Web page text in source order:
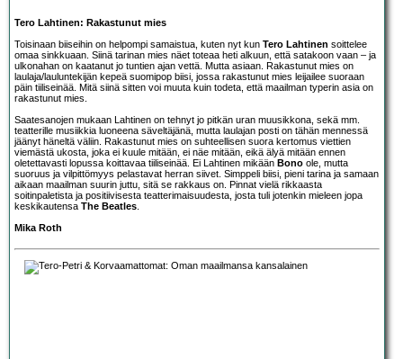
Tero Lahtinen: Rakastunut mies
Toisinaan biiseihin on helpompi samaistua, kuten nyt kun Tero Lahtinen soittelee
omaa sinkkuaan. Siinä tarinan mies näet toteaa heti alkuun, että satakoon vaan – ja
ulkonahan on kaatanut jo tuntien ajan vettä. Mutta asiaan. Rakastunut mies on
laulaja/lauluntekijän kepeä suomipop biisi, jossa rakastunut mies leijailee suoraan
päin tiiliseinää. Mitä siinä sitten voi muuta kuin todeta, että maailman typerin asia on
rakastunut mies.
Saatesanojen mukaan Lahtinen on tehnyt jo pitkän uran muusikkona, sekä mm.
teatterille musiikkia luoneena säveltäjänä, mutta laulajan posti on tähän mennessä
jäänyt häneltä väliin. Rakastunut mies on suhteellisen suora kertomus viettien
viemästä ukosta, joka ei kuule mitään, ei näe mitään, eikä älyä mitään ennen
oletettavasti lopussa koittavaa tiiliseinää. Ei Lahtinen mikään Bono ole, mutta
suoruus ja vilpittömyys pelastavat herran siivet. Simppeli biisi, pieni tarina ja samaan
aikaan maailman suurin juttu, sitä se rakkaus on. Pinnat vielä rikkaasta
soitinpaletista ja positiivisesta teatterimaisuudesta, josta tuli jotenkin mieleen jopa
keskikautensa The Beatles
Mika Roth